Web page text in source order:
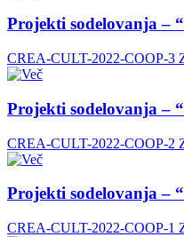
Projekti sodelovanja –
CREA-CULT-2022-COOP-3
Projekti sodelovanja –
CREA-CULT-2022-COOP-2
Projekti sodelovanja –
CREA-CULT-2022-COOP-1